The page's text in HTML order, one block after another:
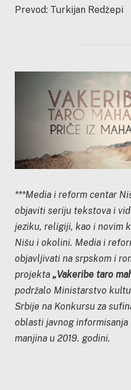
Prevod: Turkijan Redžepi
***Media i reform centar
objaviti seriju tekstova i
jeziku, religiji, kao i novim
Nišu i okolini. Media i
objavljivati na srpskom i
projekta „Vakeribe taro
podržalo Ministarstvo
Srbije na Konkursu za
oblasti javnog informisanja
manjina u 2019. godini.